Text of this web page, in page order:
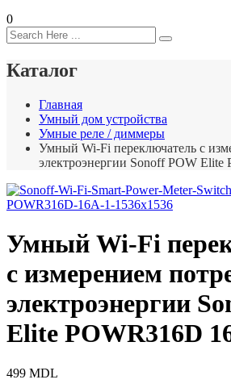
0
Каталог
Главная
Умный дом устройства
Умные реле / диммеры
Умный Wi-Fi переключатель с
электроэнергии Sonoff POW Elite
Умный Wi-Fi
с измерением
электроэнергии
Elite POWR316D
499 MDL